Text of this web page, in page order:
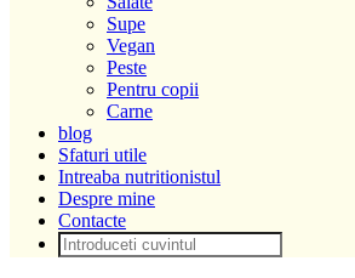
Supe
Vegan
Peste
Pentru copii
Carne
blog
Sfaturi utile
Intreaba nutritionistul
Despre mine
Contacte